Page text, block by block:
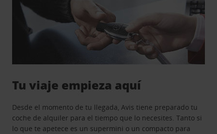
Tu viaje empieza aquí
Desde el momento de tu llegada, Avis tiene preparado tu
coche de alquiler para el tiempo que lo necesites. Tanto si
lo que te apetece es un supermini o un compacto para